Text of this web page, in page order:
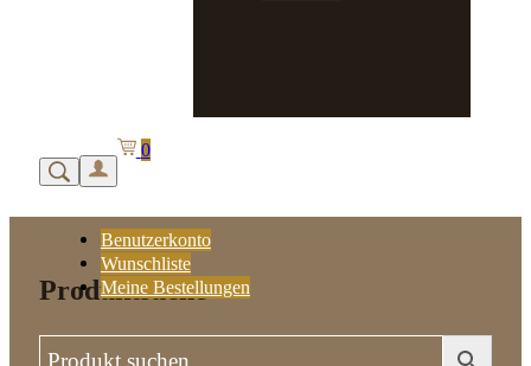
Benutzerkonto
Wunschliste
Meine Bestellungen
0
Produktsuche